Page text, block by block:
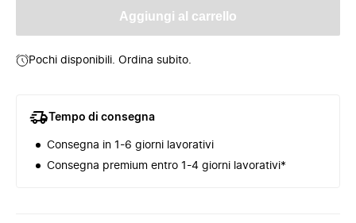
Aggiungi al carrello
Pochi disponibili. Ordina subito.
Tempo di consegna
Consegna in 1-6 giorni lavorativi
Consegna premium entro 1-4 giorni lavorativi*